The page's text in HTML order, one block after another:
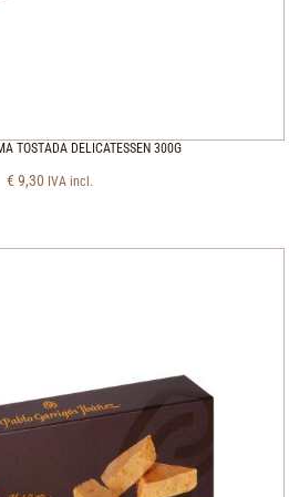
TOSTADA DELICATESSEN 300G
€ 9,30 IVA incl.